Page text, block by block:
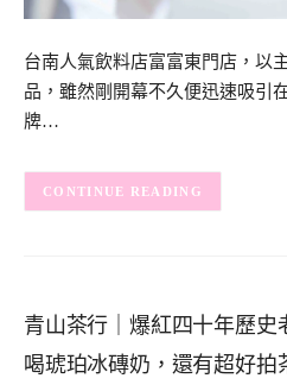
台南人氣飲料店富富東門店，以
品，雖然剛開幕不久便迅速吸引
牌…
CONTINUE READING
青山茶行｜爆紅四十年歷史
喝琥珀冰磚奶，還有超好拍